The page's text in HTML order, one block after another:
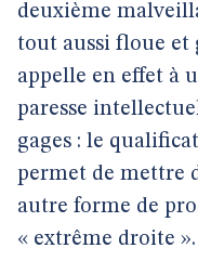
deuxième
tout aussi floue et
appelle en effet à
paresse
gages : le
permet de mettre
autre forme de
« extrême droite ».